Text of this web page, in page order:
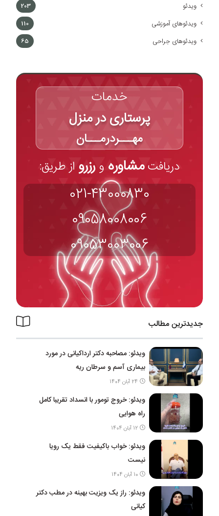
ویدئو 203
ویدئوهای آموزشی 110
ویدئوهای جراحی 65
خدمات
پرستاری در منزل
مهـــردرمـــان
دریافتمشاوره و رزرو از طریق:
021-43000830
09058008006
09053003006
جدیدترین مطالب
ویدئو: مصاحبه دکتر ارداکیانی در مورد
بیماری آسم و سرطان ریه
24 آبان 1404
ویدئو: خروج تومور با انسداد تقریبا کامل
راه هوایی
12 آبان 1404
ویدئو: خواب باکیفیت فقط یک رویا
نیست
10 آبان 1404
ویدئو: راز یک ویزیت بهینه در مطب دکتر
کیانی